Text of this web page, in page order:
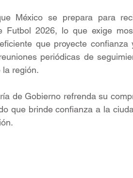
México se prepara para
Futbol 2026, lo que exige
que proyecte
periódicas de
la región.
de Gobierno refrenda su
que brinde confianza a la